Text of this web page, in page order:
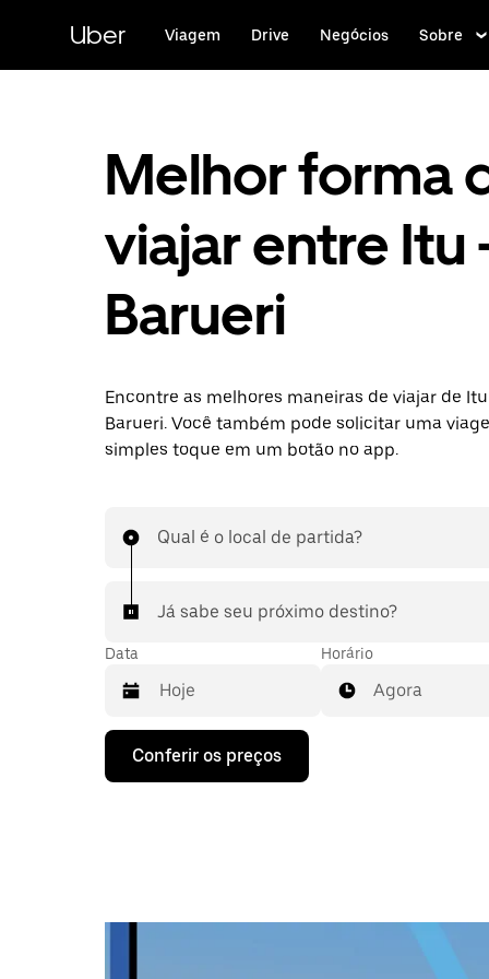
conteúdo
Uber Viagem Drive Negócios Sobre
Melhor forma
viajar entre Itu
Barueri
Encontre as melhores maneiras de viajar de
Barueri. Você também pode solicitar uma
simples toque em um botão no app.
Qual é o local de partida?
Já sabe seu próximo destino?
Data
Pressione
seta
calendário
Horário
Agora
Conferir os preços